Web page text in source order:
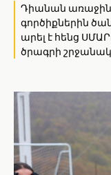
Դիանան
գործիքներին
արել է հենց
ծրագրի